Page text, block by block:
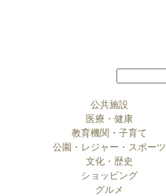
公共施設
医療・健康
教育機関・子育て
公園・レジャー・スポーツ
文化・歴史
ショッピング
グルメ